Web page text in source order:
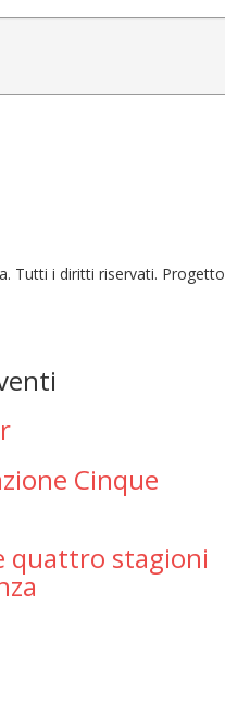
Tutti i diritti riservati. Progetto
Cinque
quattro stagioni